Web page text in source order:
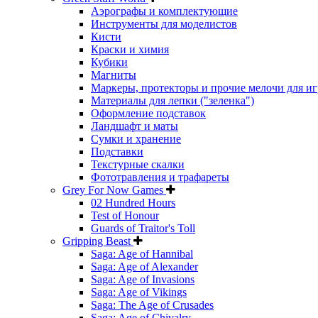
Аэрографы и комплектующие
Инструменты для моделистов
Кисти
Краски и химия
Кубики
Магниты
Маркеры, протекторы и прочие мелочи для
Материалы для лепки ("зеленка")
Оформление подставок
Ландшафт и маты
Сумки и хранение
Подставки
Текстурные скалки
Фототравления и трафареты
Grey For Now Games
02 Hundred Hours
Test of Honour
Guards of Traitor's Toll
Gripping Beast
Saga: Age of Hannibal
Saga: Age of Alexander
Saga: Age of Invasions
Saga: Age of Vikings
Saga: The Age of Crusades